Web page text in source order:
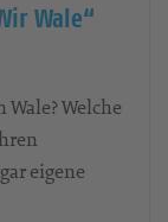
Wale“
Welche
eigene